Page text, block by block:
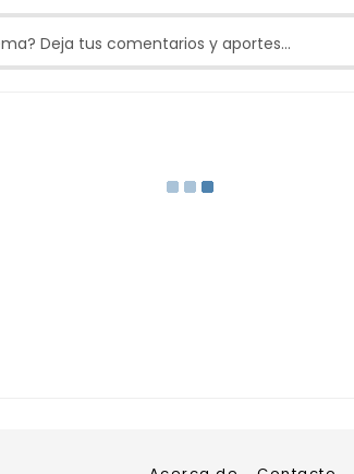
Deja tus comentarios y aportes...